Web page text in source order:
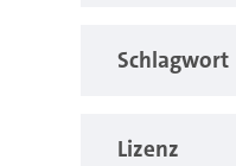
Schlagwort
Lizenz